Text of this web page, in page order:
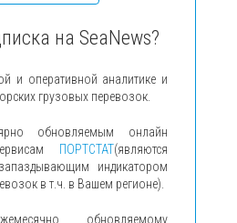
на SeaNews?
и оперативной аналитике и
грузовых перевозок.
обновляемым онлайн
ПОРТСТАТ(являются
индикатором
в т.ч. в Вашем регионе).
обновляемому